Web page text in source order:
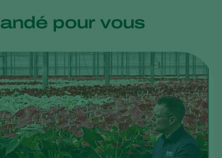
pour vous